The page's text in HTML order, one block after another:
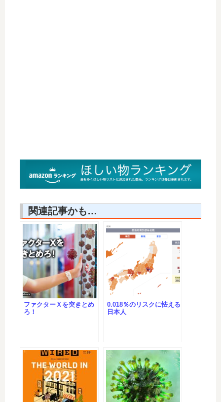
関連記事かも…
ファクターＸを突きとめ
ろ！
0.018％のリスクに怯える
日本人